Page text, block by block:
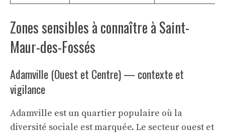
Zones sensibles à connaître à Saint-
Maur-des-Fossés
Adamville (Ouest et Centre) — contexte et
vigilance
Adamville est un quartier populaire où la
diversité sociale est marquée. Le secteur ouest et